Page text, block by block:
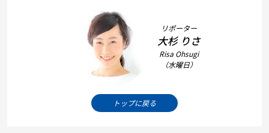
リポーター
大杉 りさ
Risa Ohsugi
（水曜日）
トップに戻る